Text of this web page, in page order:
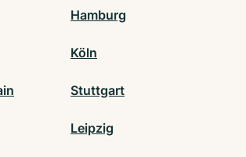
Hamburg
Köln
Stuttgart
Leipzig